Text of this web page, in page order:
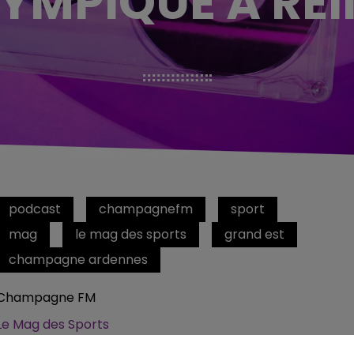
podcast champagnefm
sport
mag
le mag des sports
grand est
champagne ardennes
FM
Mag des Sports